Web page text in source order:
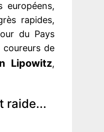
rapides,
du Pays
coureurs de
Lipowitz,
raide...